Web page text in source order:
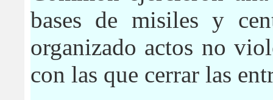
bases de misiles y
organizado actos no
con las que cerrar las